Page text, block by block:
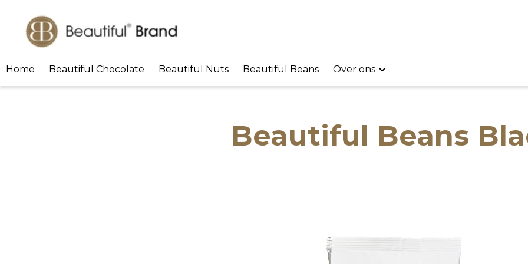
Home Beautiful Chocolate Beautiful Nuts Beautiful Beans Over ons
Beautiful Beans